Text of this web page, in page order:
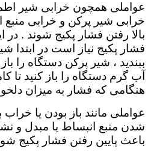
عواملی همچون خرابی شیر
خرابی شیر پرکن و خرابی
بالا رفتن فشار پکیج شوند .
فشار پکیج نیاز است در ابتدا
ببندید ، شیر پرکن دستگاه را
آب گرم دستگاه را باز کنید تا
هنگامی که فشار به میزان
عواملی مانند باز بودن یا
شدن منبع انبساط یا مبدل و
باعث پایین رفتن فشار پکیج